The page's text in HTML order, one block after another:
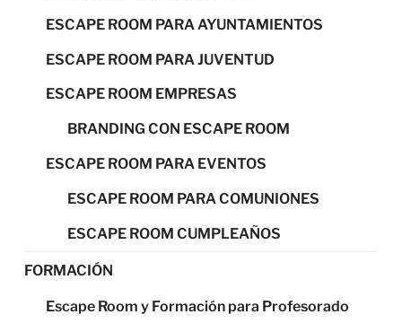
ESCAPE ROOM PARA AYUNTAMIENTOS
ESCAPE ROOM PARA JUVENTUD
ESCAPE ROOM EMPRESAS
BRANDING CON ESCAPE ROOM
ESCAPE ROOM PARA EVENTOS
ESCAPE ROOM PARA COMUNIONES
ESCAPE ROOM CUMPLEAÑOS
FORMACIÓN
Escape Room y Formación para Profesorado